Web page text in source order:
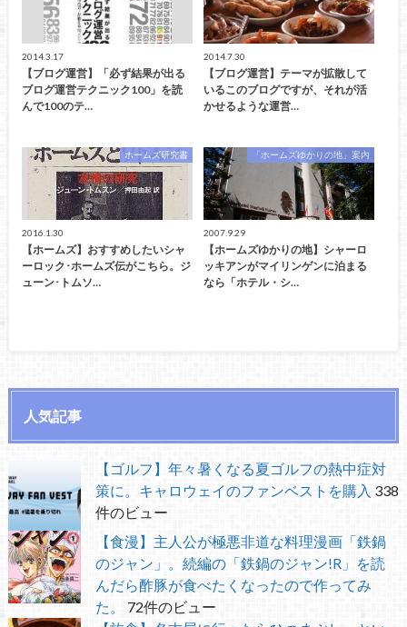
2014.3.17
【ブログ運営】「必ず結果が出る
ブログ運営テクニック100」を読
んで100のテ…
2014.7.30
【ブログ運営】テーマが拡散して
いるこのブログですが、それが活
かせるような運営…
ホームズ研究書
2016.1.30
【ホームズ】おすすめしたいシャ
ーロック･ホームズ伝がこちら。ジ
ューン･トムソ…
「ホームズゆかりの地」案内
2007.9.29
【ホームズゆかりの地】シャーロ
ッキアンがマイリンゲンに泊まる
なら「ホテル・シ…
人気記事
【ゴルフ】年々暑くなる夏ゴルフの熱中症対
策に。キャロウェイのファンベストを購入 338
件のビュー
【食漫】主人公が極悪非道な料理漫画「鉄鍋
のジャン」。続編の「鉄鍋のジャン!R」を読
んだら酢豚が食べたくなったので作ってみ
た。
72件のビュー